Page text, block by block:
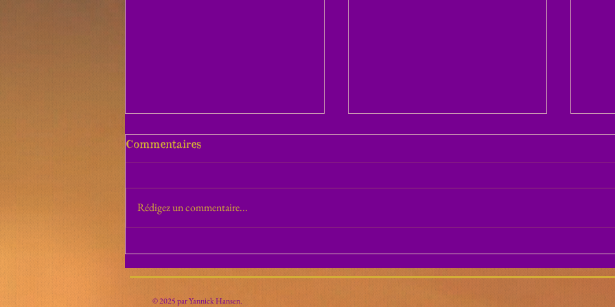
Pyrite Amazonite
Commentaires
Rédigez un commentaire...
© 2025 par Yannick Hansen.